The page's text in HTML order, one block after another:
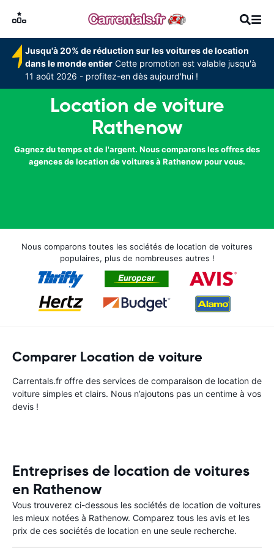
Jusqu'à 20% de réduction sur les voitures de location
dans le monde entier Cette promotion est valable jusqu'à
11 août 2026 - profitez-en dès aujourd'hui !
Location de voiture
Rathenow
Gagnez du temps et de l'argent. Nous comparons les offres des
agences de location de voitures à Rathenow pour vous.
Nous comparons toutes les sociétés de location de voitures
populaires, plus de nombreuses autres !
Comparer Location de voiture
Carrentals.fr offre des services de comparaison de location de
voiture simples et clairs. Nous n’ajoutons pas un centime à vos
devis !
Entreprises de location de voitures
en Rathenow
Vous trouverez ci-dessous les sociétés de location de voitures
les mieux notées à Rathenow. Comparez tous les avis et les
prix de ces sociétés de location en une seule recherche.